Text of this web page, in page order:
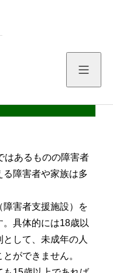
供は利用可能？
歳未満（10
はあるものの障害者
障害者や家族は多
害者支援施設）を
具体的には18歳以
として、未成年の人
ができません。